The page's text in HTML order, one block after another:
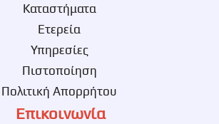
Καταστήματα
Ετερεία
Υπηρεσίες
Πιστοποίηση
Πολιτική Απορρήτου
Επικοινωνία